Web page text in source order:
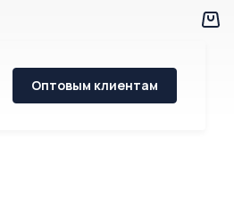
Оптовым клиентам